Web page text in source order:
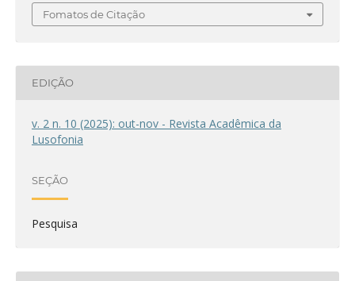
Fomatos de Citação
EDIÇÃO
v. 2 n. 10 (2025): out-nov - Revista Acadêmica da
Lusofonia
SEÇÃO
Pesquisa